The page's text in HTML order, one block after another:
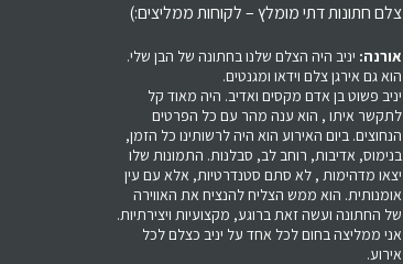
צלם חתונות דתי מומלץ – לקוחות ממליצים:)
אורנה: יניב היה הצלם שלנו בחתונה של הבן שלי.
הוא גם אירגן צלם וידאו ומגנטים.
יניב פשוט בן אדם מקסים ואדיב. היה מאוד קל
לתקשר איתו , הוא ענה מהר עם כל הפרטים
הנחוצים. ביום האירוע הוא היה לרשותינו כל הזמן,
בנימוס, אדיבות, רוחב לב, סבלנות. התמונות שלו
יצאו מדהימות , לא סתם סטנדרטיות, אלא עם עין
אומנותית. הוא ממש הצליח להנציח את האווירה
של החתונה ועשה זאת ברוגע, מקצועיות ויצירתיות.
אני ממליצה בחום לכל אחד על יניב כצלם לכל
אירוע.